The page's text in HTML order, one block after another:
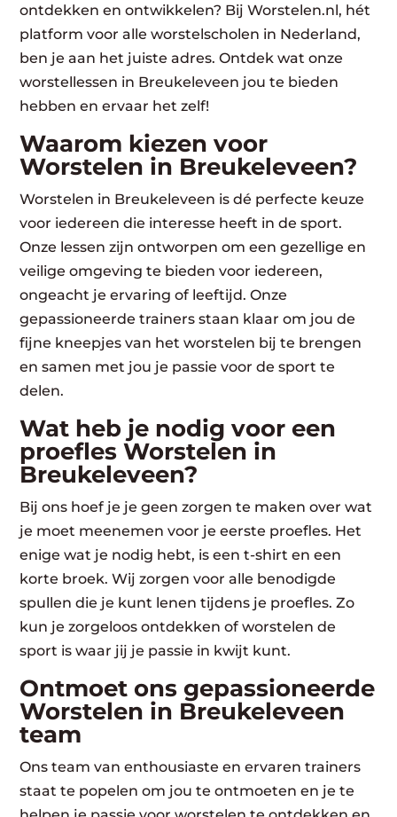
ontdekken en ontwikkelen? Bij Worstelen.nl, hét
platform voor alle worstelscholen in Nederland,
ben je aan het juiste adres. Ontdek wat onze
worstellessen in Breukeleveen jou te bieden
hebben en ervaar het zelf!
Waarom kiezen voor
Worstelen in Breukeleveen?
Worstelen in Breukeleveen is dé perfecte keuze
voor iedereen die interesse heeft in de sport.
Onze lessen zijn ontworpen om een gezellige en
veilige omgeving te bieden voor iedereen,
ongeacht je ervaring of leeftijd. Onze
gepassioneerde trainers staan klaar om jou de
fijne kneepjes van het worstelen bij te brengen
en samen met jou je passie voor de sport te
delen.
Wat heb je nodig voor een
proefles Worstelen in
Breukeleveen?
Bij ons hoef je je geen zorgen te maken over wat
je moet meenemen voor je eerste proefles. Het
enige wat je nodig hebt, is een t-shirt en een
korte broek. Wij zorgen voor alle benodigde
spullen die je kunt lenen tijdens je proefles. Zo
kun je zorgeloos ontdekken of worstelen de
sport is waar jij je passie in kwijt kunt.
Ontmoet ons gepassioneerde
Worstelen in Breukeleveen
team
Ons team van enthousiaste en ervaren trainers
staat te popelen om jou te ontmoeten en je te